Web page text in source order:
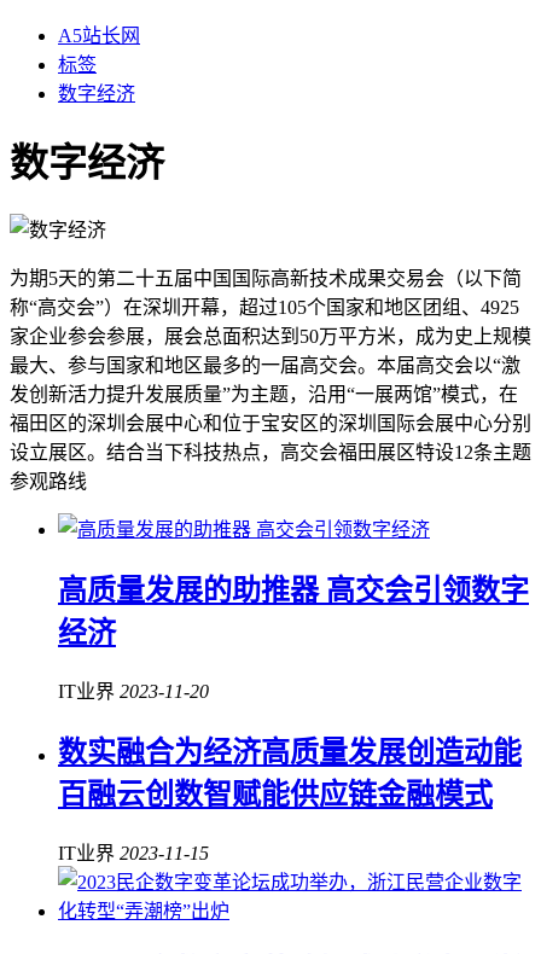
A5站长网
标签
数字经济
数字经济
为期5天的第二十五届中国国际高新技术成果交易会（以下简
称“高交会”）在深圳开幕，超过105个国家和地区团组、4925
家企业参会参展，展会总面积达到50万平方米，成为史上规模
最大、参与国家和地区最多的一届高交会。本届高交会以“激
发创新活力提升发展质量”为主题，沿用“一展两馆”模式，在
福田区的深圳会展中心和位于宝安区的深圳国际会展中心分别
设立展区。结合当下科技热点，高交会福田展区特设12条主题
参观路线
高质量发展的助推器 高交会引领数字
经济
IT业界 2023-11-20
数实融合为经济高质量发展创造动能
百融云创数智赋能供应链金融模式
IT业界 2023-11-15